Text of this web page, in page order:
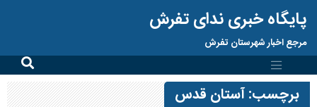
پایگاه خبری ندای تفرش
مرجع اخبار شهرستان تفرش
برچسب:آستان قدس